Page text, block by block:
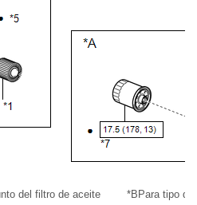
del filtro de aceite *B Para tipo